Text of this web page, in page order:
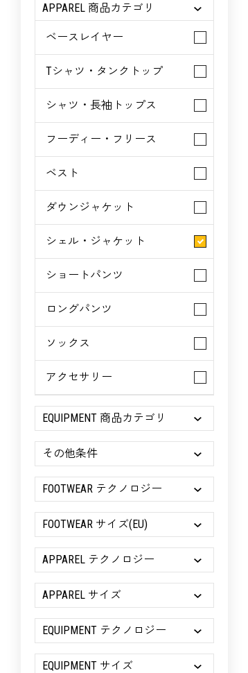
APPAREL 商品カテゴリ
ベースレイヤー
Tシャツ・タンクトップ
シャツ・長袖トップス
フーディー・フリース
ベスト
ダウンジャケット
シェル・ジャケット
ショートパンツ
ロングパンツ
ソックス
アクセサリー
EQUIPMENT 商品カテゴリ
その他条件
FOOTWEAR テクノロジー
FOOTWEAR サイズ(EU)
APPAREL テクノロジー
APPAREL サイズ
EQUIPMENT テクノロジー
EQUIPMENT サイズ